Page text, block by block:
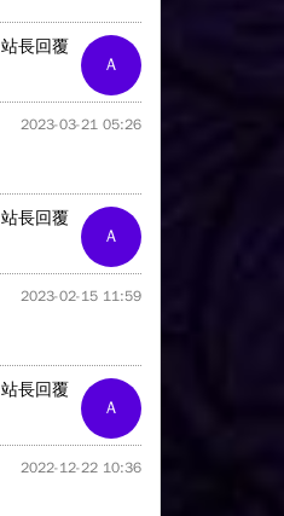
A
站長回覆
2023-03-21 05:26
A
站長回覆
2023-02-15 11:59
A
站長回覆
2022-12-22 10:36